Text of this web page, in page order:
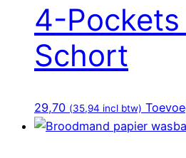
4-Pockets
Schort
29,70 (35,94 incl btw)